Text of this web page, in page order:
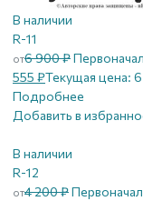
В наличии
R-11
от6 900₽
555 ₽Текущая цена:
Подробнее
Добавить в
В наличии
R-12
от4 200₽